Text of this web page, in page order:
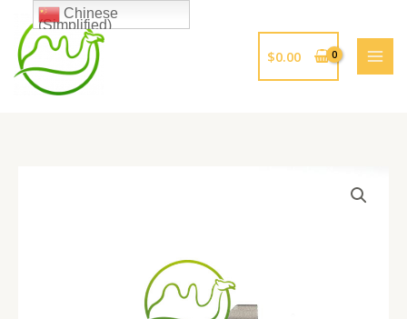
$0.00
Chinese
(Simplified)